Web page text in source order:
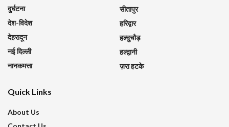
दुर्घटना
देश-विदेश
देहरादून
नई दिल्ली
नानकमत्ता
सीतापुर
हरिद्वार
हल्दुचौड़
हल्द्वानी
ज़रा हटके
Quick Links
About Us